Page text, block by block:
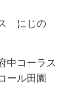
にじの
コーラス
ール田園